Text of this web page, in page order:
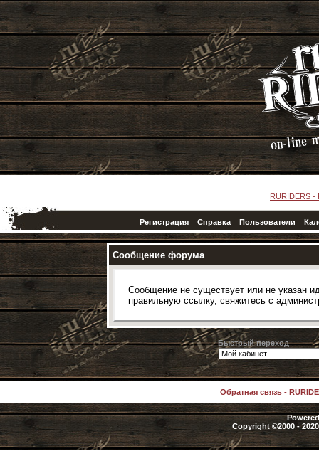
RURIDERS -
Регистрация Справка Пользователи
Сообщение форума
Сообщение не существует или не указан
правильную ссылку, свяжитесь с
Быстрый переход
Обратная связь -
Copyright ©2000 -